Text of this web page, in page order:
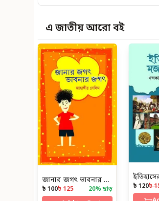
এ জাতীয় আরো বই
জানার জগৎ ভাবনার জগৎ
৳ 100৳ 125 20% ছাড় ৳ 120৳